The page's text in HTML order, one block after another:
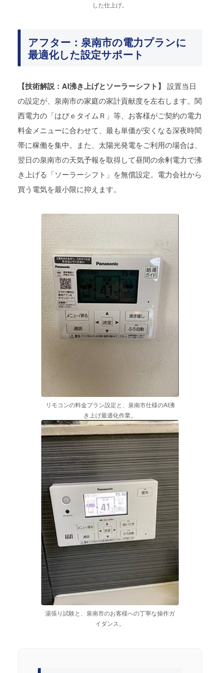
した仕上げ。
アフター：泉南市の電力プランに
最適化した設定サポート
【技術解説：AI沸き上げとソーラーシフト】 設置当日
の設定が、泉南市の家庭の家計貢献度を左右します。関
西電力の「はぴｅタイムＲ」等、お客様がご契約の電力
料金メニューに合わせて、最も単価が安くなる深夜時間
帯に稼働を集中。また、太陽光発電をご利用の場合は、
翌日の泉南市の天気予報を取得して昼間の余剰電力で沸
き上げる「ソーラーシフト」を無償設定。電力会社から
買う電気を最小限に抑えます。
リモコンの料金プラン設定と、泉南市仕様のAI沸
き上げ最適化作業。
湯張り試験と、泉南市のお客様への丁寧な操作ガ
イダンス。